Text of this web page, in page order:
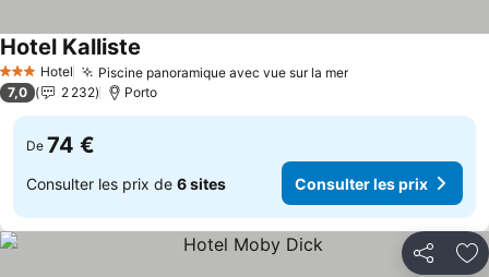
3 ÉtoilesHotel Piscine panoramique avec vue sur la merConsulter les
Hotel Kalliste
7,0 2 232 Porto
De 74 €
Consulter les prix de 6 sites Consulter les prix
Partager